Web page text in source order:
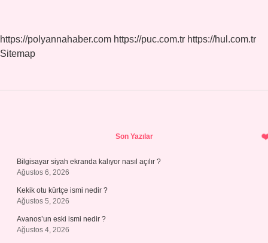
https://polyannahaber.com https://puc.com.tr https://hul.com.tr
Sitemap
Son Yazılar
Bilgisayar siyah ekranda kalıyor nasıl açılır ?
Ağustos 6, 2026
Kekik otu kürtçe ismi nedir ?
Ağustos 5, 2026
Avanos’un eski ismi nedir ?
Ağustos 4, 2026